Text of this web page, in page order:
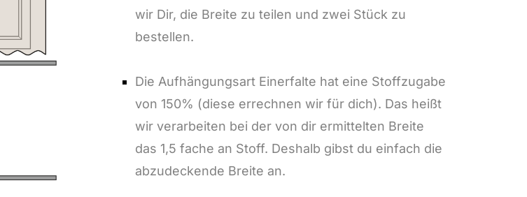
wir Dir, die Breite zu teilen und zwei Stück zu
bestellen.
Die Aufhängungsart Einerfalte hat eine Stoffzugabe
von 150% (diese errechnen wir für dich). Das heißt
wir verarbeiten bei der von dir ermittelten Breite
das 1,5 fache an Stoff. Deshalb gibst du einfach die
abzudeckende Breite an.